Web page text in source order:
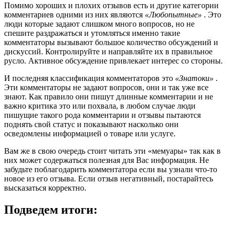
Помимо хороших и плохих отзывов есть и другие категории
комментариев одними из них являются «Любопытные» . Это
люди которые задают слишком много вопросов, но не
спешите раздражаться и утомляться именно такие
комментаторы вызывают большое количество обсуждений и
дискуссий. Контролируйте и направляйте их в правильное
русло. Активное обсуждение привлекает интерес со стороны.
И последняя классификация комментаторов это «Знатоки» .
Эти комментаторы не задают вопросов, они и так уже все
знают. Как правило они пишут длинные комментарии и не
важно критика это или похвала, в любом случае люди
пишущие такого рода комментарии и отзывы пытаются
поднять свой статус и показывают насколько они
осведомлены информацией о товаре или услуге.
Вам же в свою очередь стоит читать эти «мемуары» так как в
них может содержаться полезная для Вас информация. Не
забудьте поблагодарить комментатора если вы узнали что-то
новое из его отзыва. Если отзыв негативный, постарайтесь
высказаться корректно.
Подведем итоги: